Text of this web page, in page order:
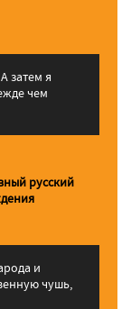
затем я
чем
русский
и
чушь,